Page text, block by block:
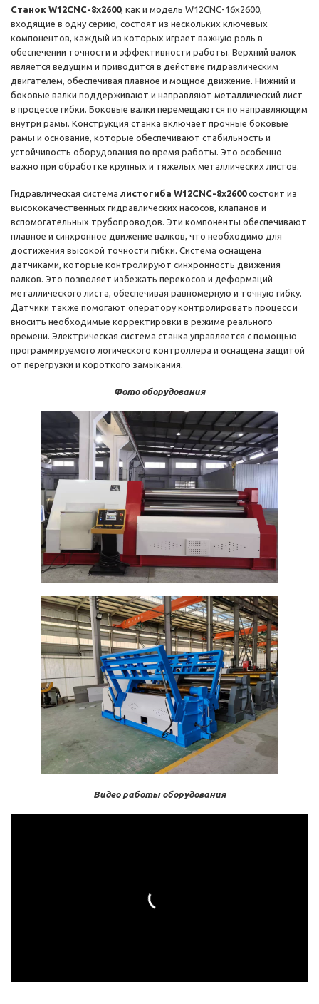
Станок W12CNC-8x2600, как и модель W12CNC-16x2600,
входящие в одну серию, состоят из нескольких ключевых
компонентов, каждый из которых играет важную роль в
обеспечении точности и эффективности работы. Верхний валок
является ведущим и приводится в действие гидравлическим
двигателем, обеспечивая плавное и мощное движение. Нижний и
боковые валки поддерживают и направляют металлический лист
в процессе гибки. Боковые валки перемещаются по направляющим
внутри рамы. Конструкция станка включает прочные боковые
рамы и основание, которые обеспечивают стабильность и
устойчивость оборудования во время работы. Это особенно
важно при обработке крупных и тяжелых металлических листов.
Гидравлическая система листогиба W12CNC-8x2600состоит из
высококачественных гидравлических насосов, клапанов и
вспомогательных трубопроводов. Эти компоненты обеспечивают
плавное и синхронное движение валков, что необходимо для
достижения высокой точности гибки. Система оснащена
датчиками, которые контролируют синхронность движения
валков. Это позволяет избежать перекосов и деформаций
металлического листа, обеспечивая равномерную и точную гибку.
Датчики также помогают оператору контролировать процесс и
вносить необходимые корректировки в режиме реального
времени. Электрическая система станка управляется с помощью
программируемого логического контроллера и оснащена защитой
от перегрузки и короткого замыкания.
Фото оборудования
Видео работы оборудования